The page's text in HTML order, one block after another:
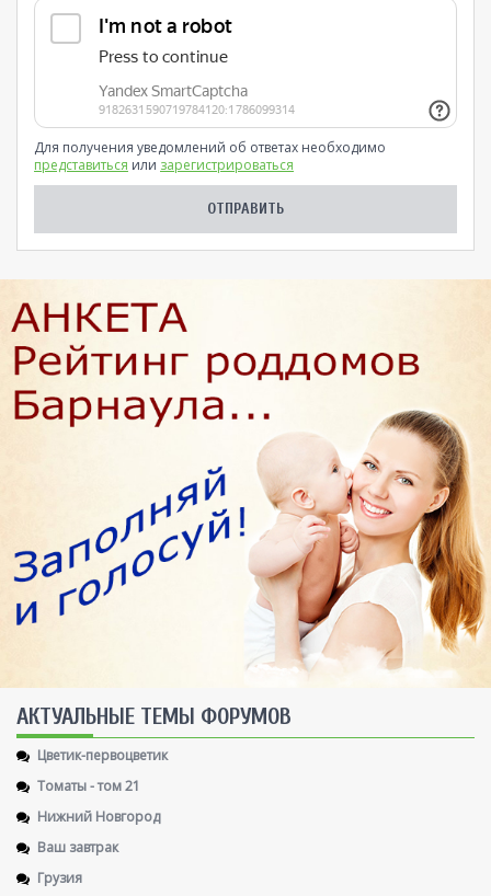
Для получения уведомлений об ответах необходимо
представиться или зарегистрироваться
AКТУАЛЬНЫЕ ТЕМЫ ФОРУМОВ
Цветик-первоцветик
Томаты - том 21
Нижний Новгород
Ваш завтрак
Грузия